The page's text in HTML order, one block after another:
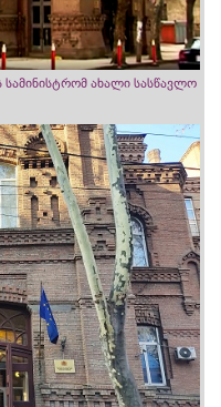
ახალი სასწავლო